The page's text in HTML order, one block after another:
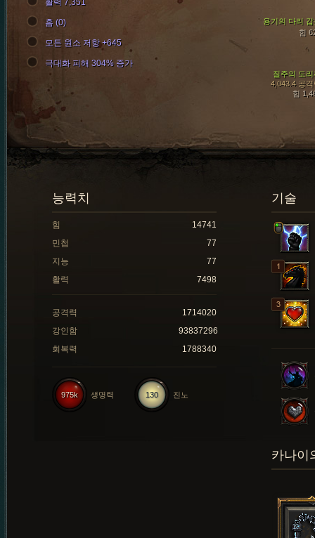
용기의 다리 갑
힘
질주의 도리
4,043.4 공격
힘
활력 7,351
홈 (0)
모든 원소 저항 +645
극대화 피해 304% 증가
기술
능력치
힘
14741
민첩
77
지능
77
활력
7498
공격력
1714020
강인함
93837296
회복력
1788340
130 진노
975k 생명력
카나이